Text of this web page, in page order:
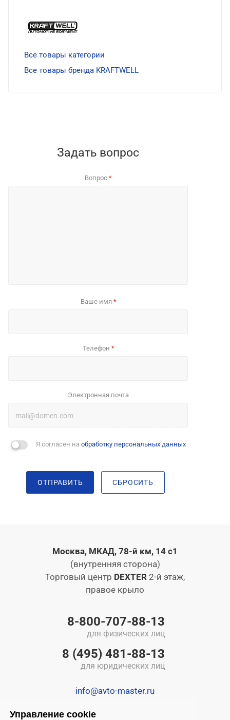
Управление cookie
Все товары категории
Все товары бренда KRAFTWELL
Задать вопрос
Вопрос *
Ваше имя *
Телефон *
Электронная почта
Я согласен на обработку персональных данных
ОТПРАВИТЬ СБРОСИТЬ
Москва, МКАД, 78-й км, 14 с1
(внутренняя сторона)
Торговый центр DEXTER 2-й этаж,
правое крыло
8-800-707-88-13
для физических лиц
8 (495) 481-88-13
для юридических лиц
info@avto-master.ru